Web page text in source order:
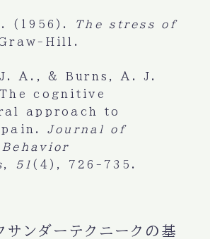
(1956).
The stress of
Hill.
A., & Burns, A. J.
cognitive
approach to
Journal of
, 51 (4), 726-735.
サンダーテクニークの基